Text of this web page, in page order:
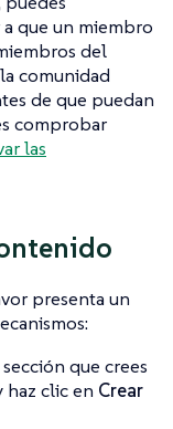
que un miembro
del
comunidad
de que puedan
comprobar
las
presenta un
que crees
clic en Crear